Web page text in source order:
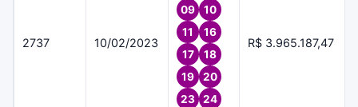
2737 10/02/2023
09
10
11
16
17
18
19
20
23
24
R$ 3.965.187,47